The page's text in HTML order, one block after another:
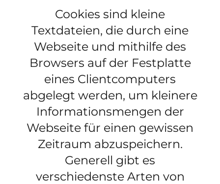
Cookies sind kleine
Textdateien, die durch eine
Webseite und mithilfe des
Browsers auf der Festplatte
eines Clientcomputers
abgelegt werden, um kleinere
Informationsmengen der
Webseite für einen gewissen
Zeitraum abzuspeichern.
Generell gibt es
verschiedenste Arten von